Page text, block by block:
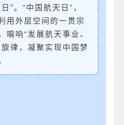
”。“中国航天日”，
用外层空间的一贯宗
唱响“发展航天事业、
律，凝聚实现中国梦